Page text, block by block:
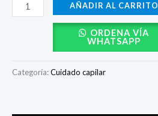
AÑADIR AL CARRITO
ORDENA VÍA
WHATSAPP
Categoría:Cuidado capilar